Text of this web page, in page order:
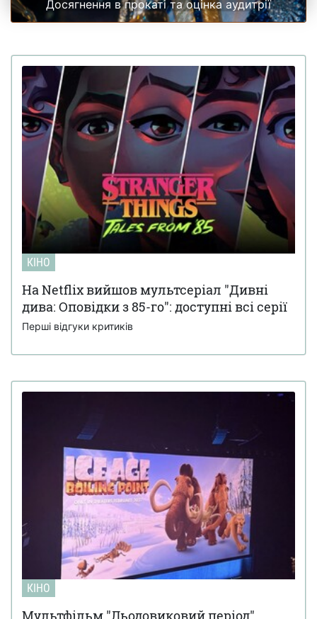
Досягнення в прокаті та оцінка аудитрії
КІНО
На Netflix вийшов мультсеріал "Дивні
дива: Оповідки з 85-го": доступні всі серії
Перші відгуки критиків
КІНО
Мультфільм "Льодовиковий період"